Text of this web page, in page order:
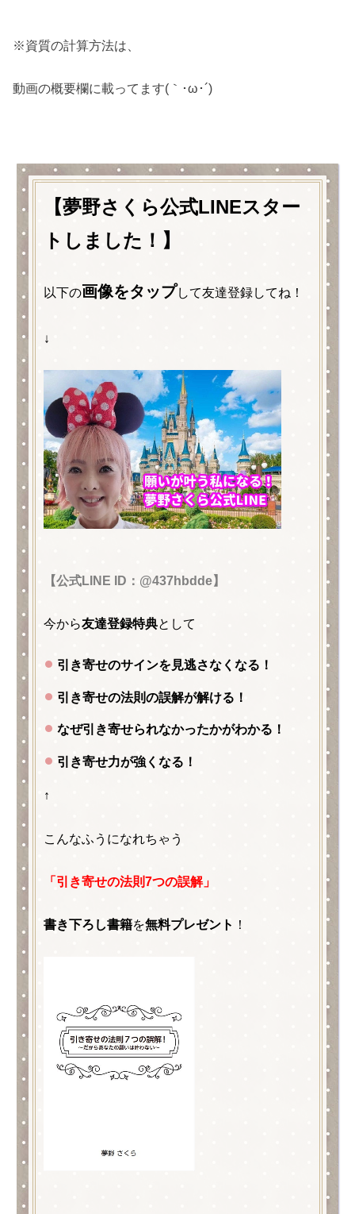
※資質の計算方法は、
動画の概要欄に載ってます(｀･ω･´)ゞ
【夢野さくら公式LINEスター
トしました！】
以下の画像をタップして友達登録してね！
↓
【公式LINE ID：@437hbdde】
今から友達登録特典として
引き寄せのサインを見逃さなくなる！
引き寄せの法則の誤解が解ける！
なぜ引き寄せられなかったかがわかる！
引き寄せ力が強くなる！
↑
こんなふうになれちゃう
「引き寄せの法則7つの誤解」
書き下ろし書籍を無料プレゼント ！